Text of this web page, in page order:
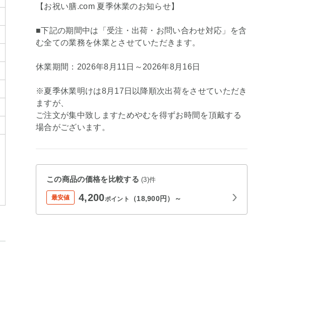
【お祝い膳.com 夏季休業のお知らせ】
■下記の期間中は「受注・出荷・お問い合わせ対応」を含
む全ての業務を休業とさせていただきます。
休業期間：2026年8月11日～2026年8月16日
※夏季休業明けは8月17日以降順次出荷をさせていただき
ますが、
ご注文が集中致しますためやむを得ずお時間を頂戴する
場合がございます。
この商品の価格を比較する(3)件
最安値 4,200ポイント （18,900円）～